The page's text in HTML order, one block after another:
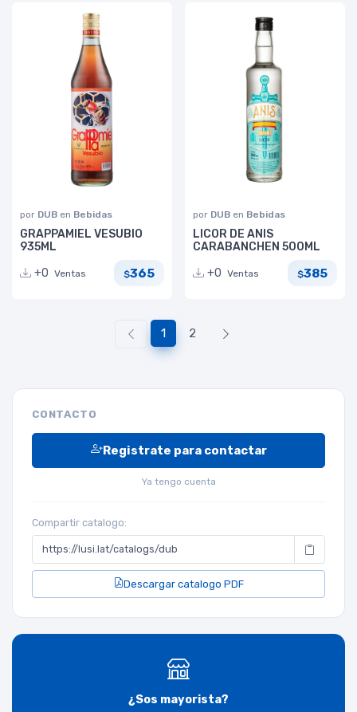
por DUB en Bebidas
GRAPPAMIEL VESUBIO
935ML
+0 Ventas $365
por DUB en Bebidas
LICOR DE ANIS
CARABANCHEN 500ML
+0 Ventas $385
1 2
CONTACTO
Registrate para contactar
Ya tengo cuenta
Compartir catalogo:
Descargar catalogo PDF
¿Sos mayorista?